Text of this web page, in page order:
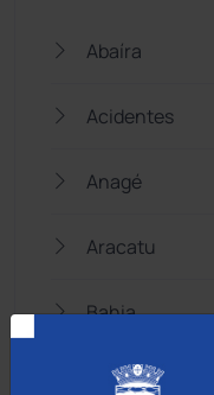
Abaíra
Acidentes
Anagé
Aracatu
Bahia
Barra da Estiva